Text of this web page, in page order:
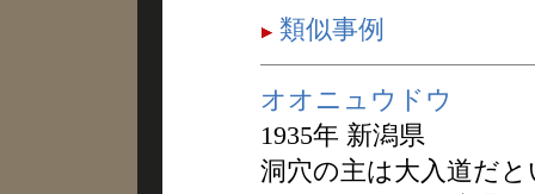
類似事例
オオニュウドウ
1935年 新潟県
洞穴の主は大入道だ